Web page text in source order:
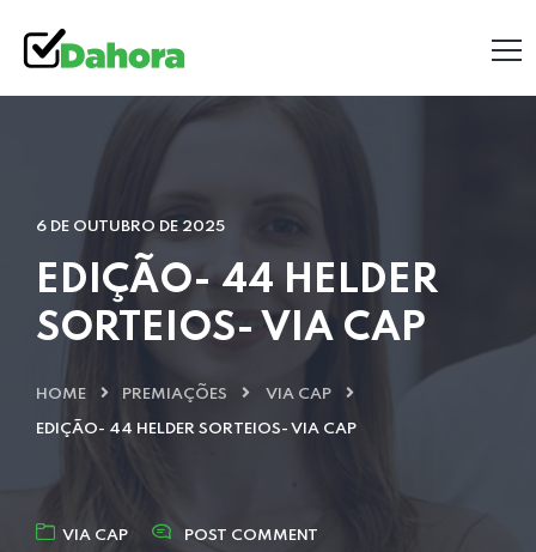
6 DE OUTUBRO DE 2025
EDIÇÃO- 44 HELDER
SORTEIOS- VIA CAP
HOME PREMIAÇÕES VIA CAP
EDIÇÃO- 44 HELDER SORTEIOS- VIA CAP
VIA CAP POST COMMENT